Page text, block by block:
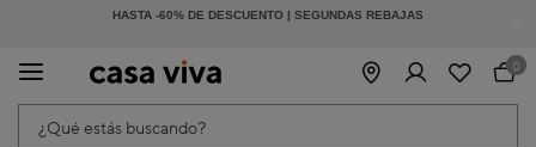
-15% EXTRA EN MUEBLES DE EXTERIOR | CÓDIGO: HOLIDAY15| Finaliza en:
HASTA -60% DE DESCUENTO | SEGUNDAS REBAJAS
¿Qué estás buscando?
0